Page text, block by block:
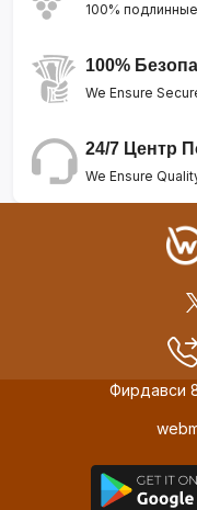
100%
100%
We Ensure
24/7 Центр
We Ensure
Фирдавси